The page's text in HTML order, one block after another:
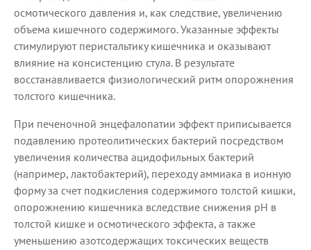
осмотического давления и, как следствие, увеличению
объема кишечного содержимого. Указанные эффекты
стимулируют перистальтику кишечника и оказывают
влияние на консистенцию стула. В результате
восстанавливается физиологический ритм опорожнения
толстого кишечника.
При печеночной энцефалопатии эффект приписывается
подавлению протеолитических бактерий посредством
увеличения количества ацидофильных бактерий
(например, лактобактерий), переходу аммиака в ионную
форму за счет подкисления содержимого толстой кишки,
опорожнению кишечника вследствие снижения рН в
толстой кишке и осмотического эффекта, а также
уменьшению азотсодержащих токсических веществ